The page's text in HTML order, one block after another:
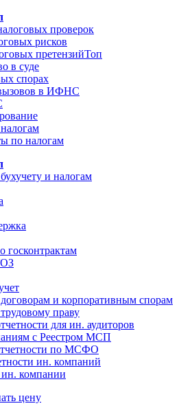
проверок
рисков
претензийТоп
в суде
спорах
в ИФНС
по налогам
и налогам
госконтрактам
и корпоративным спорам
праву
для ин. аудиторов
с Реестром МСП
по МСФО
ин. компаний
компании
цену